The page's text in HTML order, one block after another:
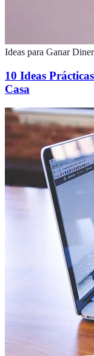
Ideas para Ganar
10 Ideas
Casa